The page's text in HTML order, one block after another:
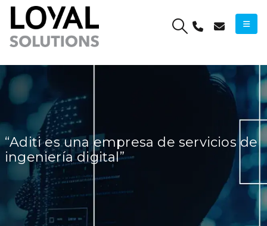
“Aditi es una empresa de servicios de
ingeniería digital”